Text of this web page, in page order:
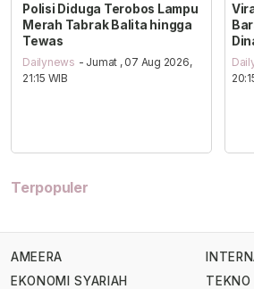
Polisi Diduga Terobos Lampu
Merah Tabrak Balita hingga
Tewas
Dailynews - Jumat , 07 Aug 2026,
21:15 WIB
Terpopuler
AMEERA
EKONOMI SYARIAH
TEKNO